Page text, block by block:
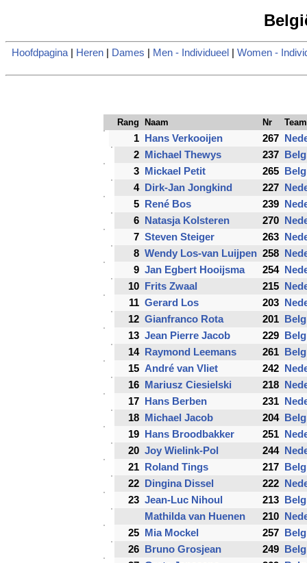
Hoofdpagina| Heren| Dames Men - Individueel Women -
Rang Naam Nr Team
1 Hans Verkooijen 267
2
Michael Thewys 237
3
Mickael Petit 265
4
Dirk-Jan Jongkind 227
5
René Bos 239
6
Natasja Kolsteren 270
7 Steven Steiger 263
8 Wendy Los-van Luijpen 258
9 Jan Egbert Hooijsma 254
10
Frits Zwaal 215
11 Gerard Los 203
12 Gianfranco Rota 201
13 Jean Pierre Jacob 229
14
Raymond Leemans 261
15 André van Vliet 242
16
Mariusz Ciesielski 218
17
Hans Berben 231
18
Michael Jacob 204
19
Hans Broodbakker 251
20 Joy Wielink-Pol 244
21
Roland Tings 217
22
Dingina Dissel 222
23 Jean-Luc Nihoul 213
Mathilda van Huenen
210
25
Mia Mockel 257
26
Bruno Grosjean 249